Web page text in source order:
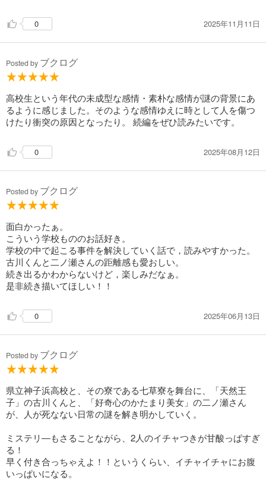
0 2025年11月11日
Posted by ブクログ
高校生という年代の未成型な感情・素朴な感情が謎の背景にあ
るように感じました。そのような感情ゆえに時として人を傷つ
けたり衝突の原因となったり。 続編をぜひ読みたいです。
0 2025年08月12日
Posted by ブクログ
面白かったぁ。
こういう学校もののお話好き。
学校の中で起こる事件を解決していく話で，読みやすかった。
古川くんと二ノ瀬さんの距離感も愛おしい。
続き出るかわからないけど，楽しみだなぁ。
是非続き描いてほしい！！
0 2025年06月13日
Posted by ブクログ
県立神子浜高校と、その寮である七草寮を舞台に、「天然王
子」の古川くんと、「好奇心のかたまり美女」の二ノ瀬さん
が、人が死なない日常の謎を解き明かしていく。
ミステリ―もさることながら、2人のイチャつきが甘酸っぱすぎ
る！
早く付き合っちゃえよ！！というくらい、イチャイチャにお腹
いっぱいになる。